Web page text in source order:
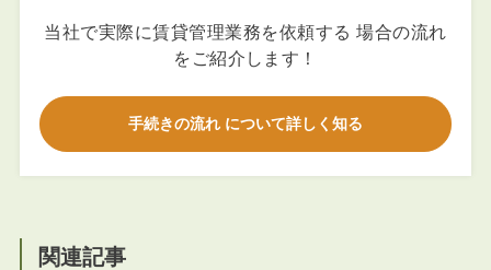
当社で実際に賃貸管理業務を依頼する 場合の流れ
をご紹介します！
手続きの流れ について詳しく知る
関連記事